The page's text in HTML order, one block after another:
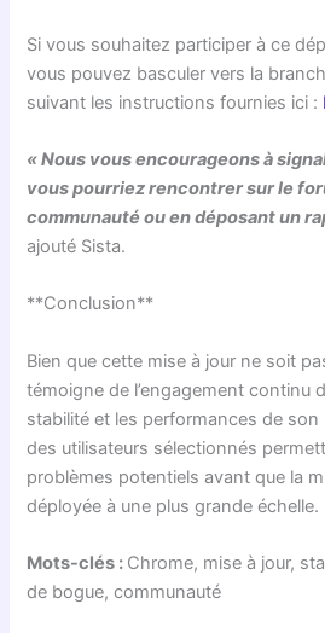
Si vous souhaitez participer à ce
vous pouvez basculer vers la
suivant les instructions fournies ici :
« Nous vous encourageons à
vous pourriez rencontrer sur le
communauté ou en déposant un
ajouté Sista.
**Conclusion**
Bien que cette mise à jour ne soit
témoigne de l’engagement continu
stabilité et les performances de son
des utilisateurs sélectionnés
problèmes potentiels avant que la
déployée à une plus grande échelle.
Mots-clés : Chrome, mise à jour,
de bogue, communauté